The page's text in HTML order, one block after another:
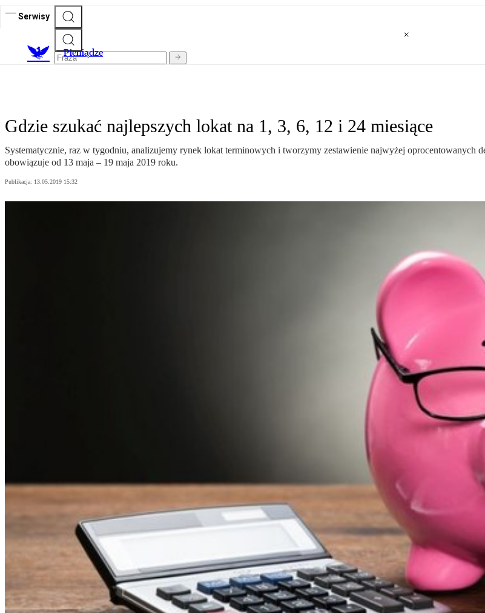
Serwisy
Pieniądze
Gdzie szukać najlepszych lokat na 1, 3, 6, 12 i 24 miesiące
Systematycznie, raz w tygodniu, analizujemy rynek lokat terminowych i tworzymy zestawienie najwyżej oprocentowanych
obowiązuje od 13 maja – 19 maja 2019 roku.
Publikacja: 13.05.2019 15:32